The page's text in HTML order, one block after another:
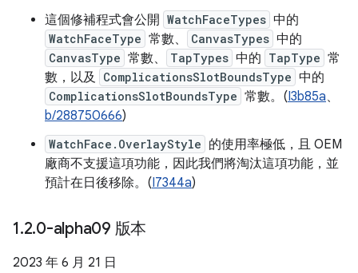
這個修補程式會公開 WatchFaceTypes 中的
WatchFaceType 常數、 CanvasTypes 中的
CanvasType 常數、 TapTypes 中的 TapType 常
數，以及 ComplicationsSlotBoundsType 中的
ComplicationsSlotBoundsType 常數。(I3b85a、
b/288750666)
WatchFace.OverlayStyle 的使用率極低，且 OEM
廠商不支援這項功能，因此我們將淘汰這項功能，並
預計在日後移除。(I7344a)
1.2.0-alpha09 版本
2023 年 6 月 21 日